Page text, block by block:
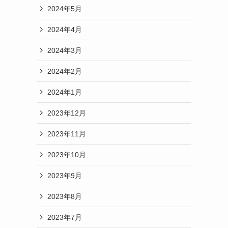
2024年5月
2024年4月
2024年3月
2024年2月
2024年1月
2023年12月
2023年11月
2023年10月
2023年9月
2023年8月
2023年7月